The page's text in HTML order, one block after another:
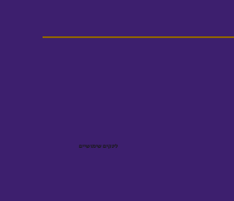
לינקים שימושיים